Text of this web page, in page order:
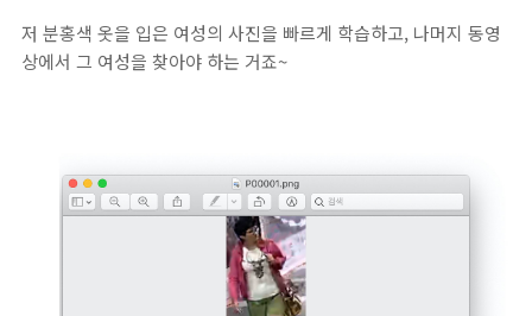
저 분홍색 옷을 입은 여성의 사진을 빠르게 학습하고, 나머지 동영
상에서 그 여성을 찾아야 하는 거죠~